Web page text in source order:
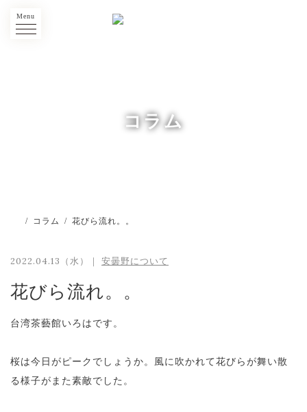
Menu
コラム
/ コラム / 花びら流れ。。
2022.04.13（水）｜ 安曇野について
花びら流れ。。
台湾茶藝館いろはです。
桜は今日がピークでしょうか。風に吹かれて花びらが舞い散
る様子がまた素敵でした。